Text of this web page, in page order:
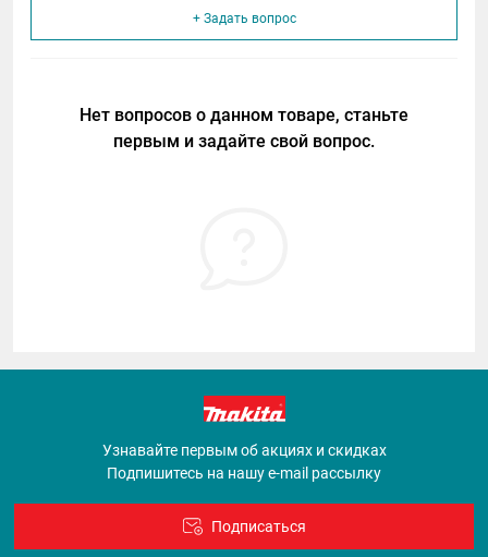
+ Задать вопрос
Нет вопросов о данном товаре, станьте
первым и задайте свой вопрос.
Узнавайте первым об акциях и скидках
Подпишитесь на нашу e-mail рассылку
Подписаться